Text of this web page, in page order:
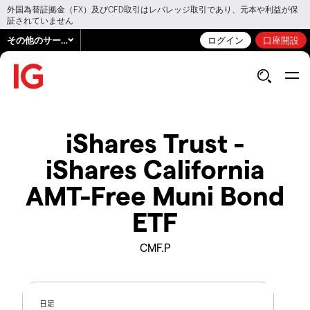
外国為替証拠金（FX）及びCFD取引はレバレッジ取引であり、元本や利益が保
証されていません
その他のサービス ログイン 口座開設
iShares Trust -
iShares California
AMT-Free Muni Bond
ETF
CMF.P
日足